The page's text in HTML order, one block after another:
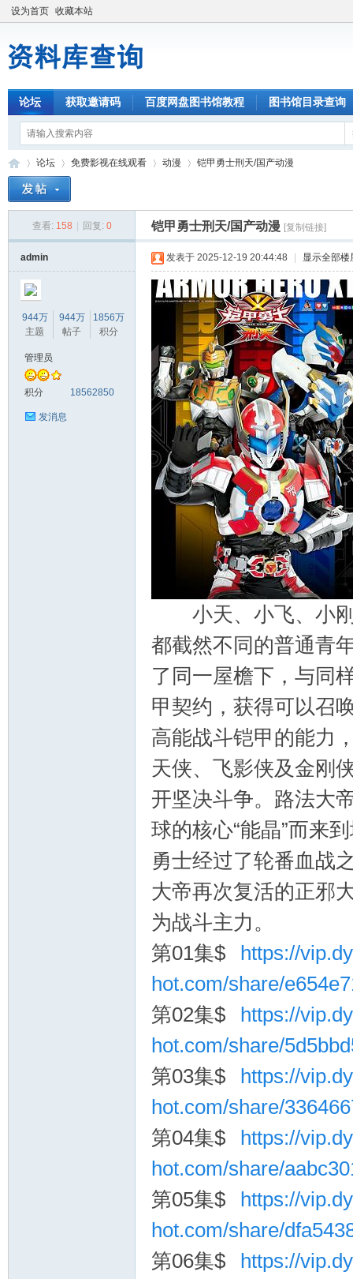
设为首页 收藏本站
论坛 获取邀请码 百度网盘图书馆教程 图书馆目录查询
论坛
›
免费影视在线观看 动漫
›
铠甲勇士刑天/国产动漫
查看: 158 回复: 0 铠甲勇士刑天/国产动漫 [复制链接]
admin
944万
主题
944万
帖子
1856万
积分
管理员
积分 18562850
发消息
发表于 2025-12-19 20:44:48 显示全部楼
小天、小飞、小刚
都截然不同的普通青
了同一屋檐下，与同
甲契约，获得可以召
高能战斗铠甲的能力
天侠、飞影侠及金刚
开坚决斗争。路法大
球的核心“能晶”而来
勇士经过了轮番血战
大帝再次复活的正邪
为战斗主力。
第01集$
https://
hot.com/share/
第02集$
https://
hot.com/share/
第03集$
https://
hot.com/share/
第04集$
https://
hot.com/share/
第05集$
https://
hot.com/share/
第06集$
https://